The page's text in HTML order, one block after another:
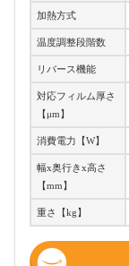
加熱方式
温度調整段階数
リバース機能
対応フィルム厚さ
【μm】
消費電力【W】
幅x奥行きx高さ
【mm】
重さ【kg】